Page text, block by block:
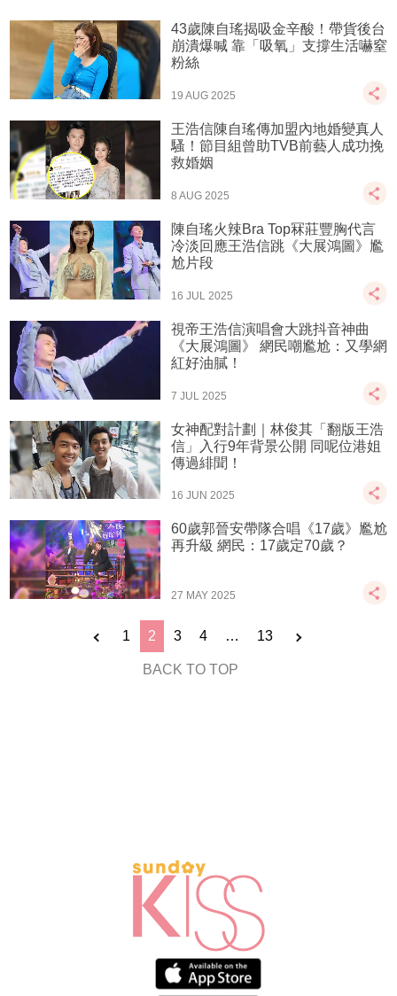
43歲陳自瑤揭吸金辛酸！帶貨後台
崩潰爆喊 靠「吸氧」支撐生活嚇窒
粉絲
19 AUG 2025
王浩信陳自瑤傳加盟內地婚變真人
騷！節目組曾助TVB前藝人成功挽
救婚姻
8 AUG 2025
陳自瑤火辣Bra Top冧莊豐胸代言
冷淡回應王浩信跳《大展鴻圖》尷
尬片段
16 JUL 2025
視帝王浩信演唱會大跳抖音神曲
《大展鴻圖》 網民嘲尷尬：又學網
紅好油膩！
7 JUL 2025
女神配對計劃｜林俊其「翻版王浩
信」入行9年背景公開 同呢位港姐
傳過緋聞！
16 JUN 2025
60歲郭晉安帶隊合唱《17歲》尷尬
再升級 網民：17歲定70歲？
27 MAY 2025
1 2 3 4 … 13
BACK TO TOP